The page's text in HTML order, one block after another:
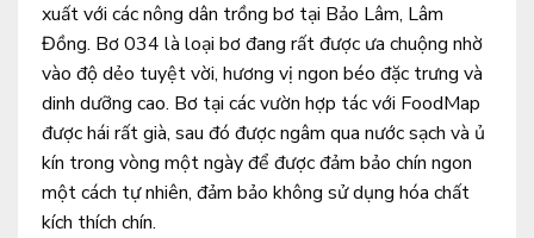
xuất với các nông dân trồng bơ tại Bảo Lâm, Lâm
Đồng. Bơ 034 là loại bơ đang rất được ưa chuộng nhờ
vào độ dẻo tuyệt vời, hương vị ngon béo đặc trưng và
dinh dưỡng cao. Bơ tại các vườn hợp tác với FoodMap
được hái rất già, sau đó được ngâm qua nước sạch và ủ
kín trong vòng một ngày để được đảm bảo chín ngon
một cách tự nhiên, đảm bảo không sử dụng hóa chất
kích thích chín.